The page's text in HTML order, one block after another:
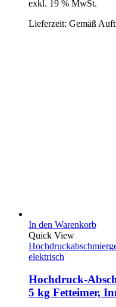
exkl. 19 % MwSt.
Lieferzeit: Gemäß
In den Warenkorb
Quick View
elektrisch
Hochdruck-
5 kg Fetteimer,